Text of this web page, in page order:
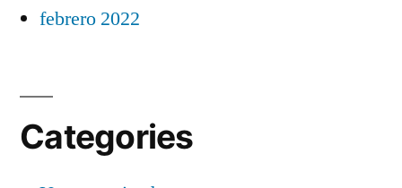
febrero 2022
Categories